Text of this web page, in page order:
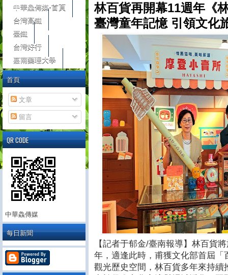
林百貨再開幕11週年《
臺灣童年記憶 引領文化
【記者于郁金/臺南報導】林百貨
年，適逢此時，甫獲文化部首屆
觀光歷史空間，林百貨多年來持
中華鱻傳媒-首頁
台灣高鐵
臺鐵
台灣好行
嘉南藥理大學
首頁
文章
留言
QR CODE
中華鱻傳媒
每日新聞